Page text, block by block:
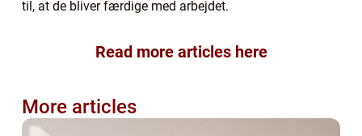
til, at de bliver færdige med arbejdet.
Read more articles here
More articles